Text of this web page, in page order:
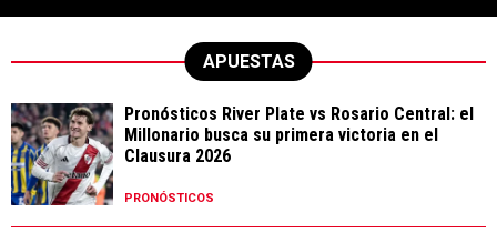
APUESTAS
Pronósticos River Plate vs Rosario Central: el
Millonario busca su primera victoria en el
Clausura 2026
PRONÓSTICOS